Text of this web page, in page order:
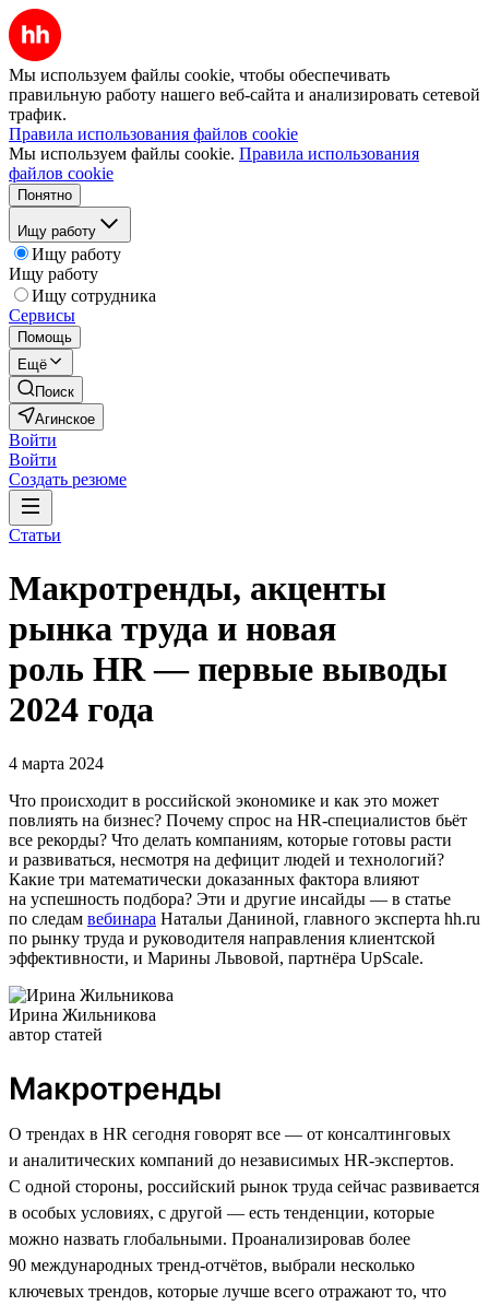
Мы используем файлы cookie, чтобы обеспечивать
правильную работу нашего веб-сайта и анализировать сетевой
трафик.
Правила использования файлов cookie
Мы используем файлы cookie. Правила использования
файлов cookie
Понятно
Ищу работу
Ищу работу
Ищу работу
Ищу сотрудника
Сервисы
Помощь
Ещё
Поиск
Агинское
Войти
Войти
Создать резюме
Статьи
Макротренды, акценты
рынка труда и новая
роль HR — первые выводы
2024 года
4 марта 2024
Что происходит в российской экономике и как это может
повлиять на бизнес? Почему спрос на HR-специалистов бьёт
все рекорды? Что делать компаниям, которые готовы расти
и развиваться, несмотря на дефицит людей и технологий?
Какие три математически доказанных фактора влияют
на успешность подбора? Эти и другие инсайды — в статье
по следам вебинара Натальи Даниной, главного эксперта hh.ru
по рынку труда и руководителя направления клиентской
эффективности, и Марины Львовой, партнёра UpScale.
Ирина Жильникова
автор статей
Макротренды
О трендах в HR сегодня говорят все — от консалтинговых
и аналитических компаний до независимых HR-экспертов.
С одной стороны, российский рынок труда сейчас развивается
в особых условиях, с другой — есть тенденции, которые
можно назвать глобальными. Проанализировав более
90 международных тренд-отчётов, выбрали несколько
ключевых трендов, которые лучше всего отражают то, что